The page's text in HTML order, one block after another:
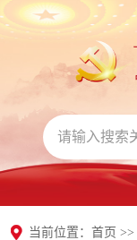
当前位置： 首页 >>